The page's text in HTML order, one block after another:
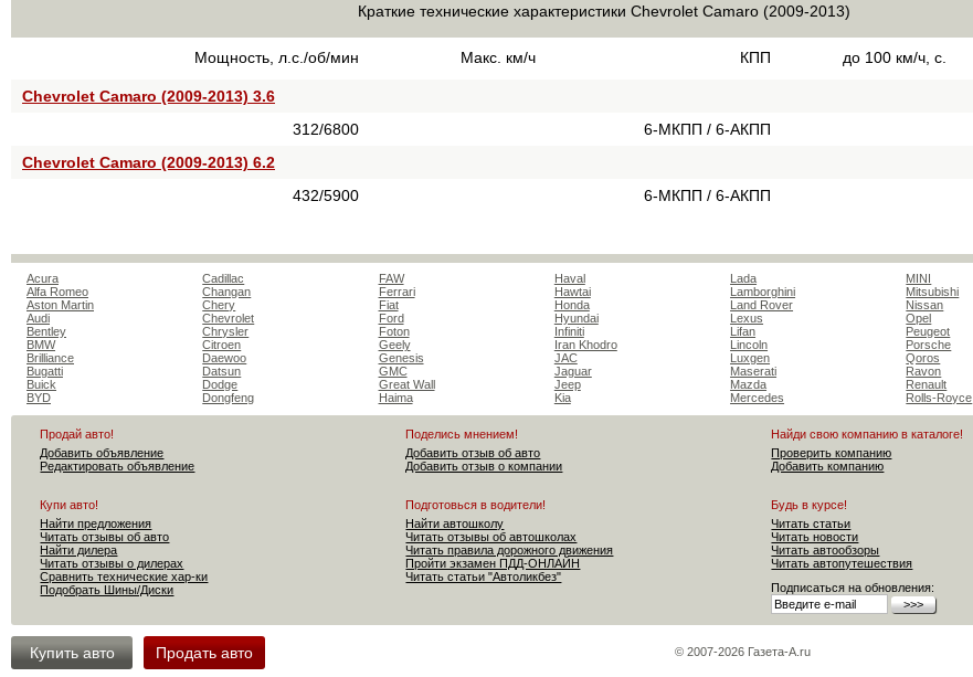
Краткие технические характеристики Chevrolet Camaro (2009-2013)
Мощность, л.с./об/мин Макс. км/ч КПП до 100 км/ч, с.
Chevrolet Camaro (2009-2013) 3.6
312/6800
6-МКПП / 6-АКПП
Chevrolet Camaro (2009-2013) 6.2
432/5900
6-МКПП / 6-АКПП
Acura
Alfa Romeo
Aston Martin
Audi
Bentley
BMW
Brilliance
Bugatti
Buick
BYD
Cadillac
Changan
Chery
Chevrolet
Chrysler
Citroen
Daewoo
Datsun
Dodge
Dongfeng
FAW
Ferrari
Fiat
Ford
Foton
Geely
Genesis
GMC
Great Wall
Haima
Haval
Hawtai
Honda
Hyundai
Infiniti
Iran Khodro
JAC
Jaguar
Jeep
Kia
Lada
Lamborghini
Land Rover
Lexus
Lifan
Lincoln
Luxgen
Maserati
Mazda
Mercedes
MINI
Mitsubishi
Nissan
Opel
Peugeot
Porsche
Qoros
Ravon
Renault
Rolls-Royce
Продай авто!
Добавить объявление
Редактировать объявление
Поделись мнением!
Добавить отзыв об авто
Добавить отзыв о компании
Найди свою компанию в каталоге!
Проверить компанию
Добавить компанию
Купи авто!
Найти предложения
Читать отзывы об авто
Найти дилера
Читать отзывы о дилерах
Сравнить технические хар-ки
Подобрать Шины/Диски
Подготовься в водители!
Найти автошколу
Читать отзывы об автошколах
Читать правила дорожного движения
Пройти экзамен ПДД-ОНЛАЙН
Читать статьи "Автоликбез"
Будь в курсе!
Читать статьи
Читать новости
Читать автообзоры
Читать автопутешествия
Подписаться на обновления:
Купить авто Продать авто © 2007-2026 Газета-А.ru